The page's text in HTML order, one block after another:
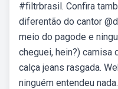
#filtrbrasil. Confira
diferentão do cantor
meio do pagode e
cheguei, hein?) camisa
calça jeans rasgada.
ninguém entendeu